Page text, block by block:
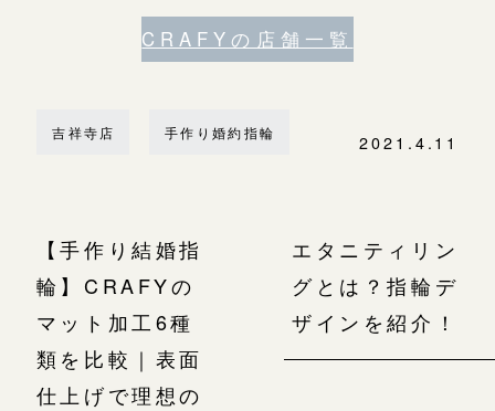
CRAFYの店舗一覧
吉祥寺店 手作り婚約指輪 2021.4.11
【手作り結婚指
輪】CRAFYの
マット加工6種
類を比較｜表面
仕上げで理想の
エタニティリン
グとは？指輪デ
ザインを紹介！